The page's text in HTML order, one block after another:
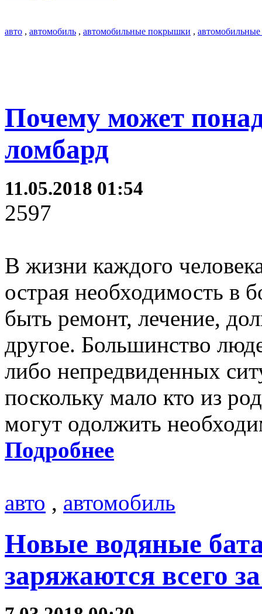
авто , автомобиль , автомобильные покрышки ,
Почему может
ломбард
11.05.2018 01:54
2597
В жизни каждого
острая необходимость в
быть ремонт, лечение,
другое. Большинство
либо непредвиденных
поскольку мало кто из
могут одолжить
Подробнее
авто , автомобиль
Новые водяные
заряжаются всего